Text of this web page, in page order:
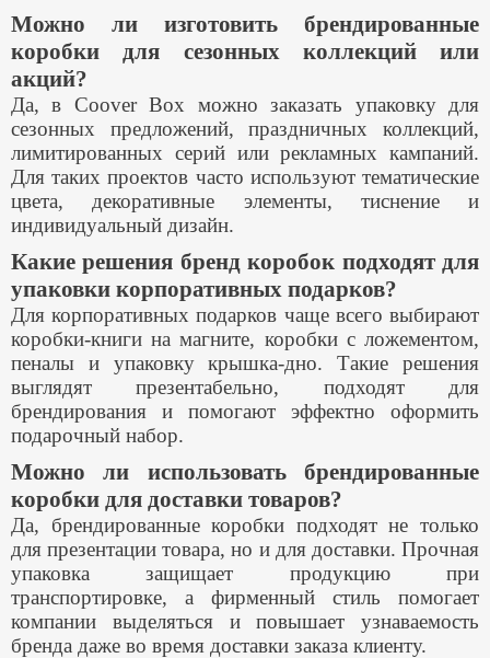
Можно ли изготовить брендированные
коробки для сезонных коллекций или
акций?
Да, в Coover Box можно заказать упаковку для
сезонных предложений, праздничных коллекций,
лимитированных серий или рекламных кампаний.
Для таких проектов часто используют тематические
цвета, декоративные элементы, тиснение и
индивидуальный дизайн.
Какие решения бренд коробок подходят для
упаковки корпоративных подарков?
Для корпоративных подарков чаще всего выбирают
коробки-книги на магните, коробки с ложементом,
пеналы и упаковку крышка-дно. Такие решения
выглядят презентабельно, подходят для
брендирования и помогают эффектно оформить
подарочный набор.
Можно ли использовать брендированные
коробки для доставки товаров?
Да, брендированные коробки подходят не только
для презентации товара, но и для доставки. Прочная
упаковка защищает продукцию при
транспортировке, а фирменный стиль помогает
компании выделяться и повышает узнаваемость
бренда даже во время доставки заказа клиенту.